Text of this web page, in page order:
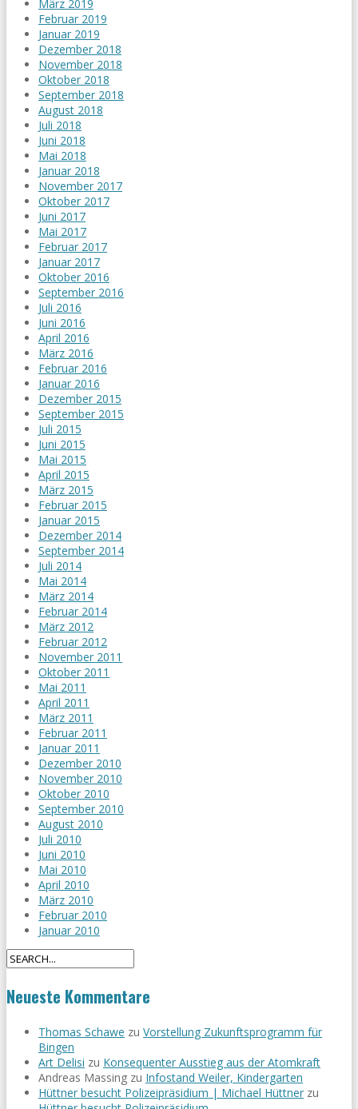
März 2019
Februar 2019
Januar 2019
Dezember 2018
November 2018
Oktober 2018
September 2018
August 2018
Juli 2018
Juni 2018
Mai 2018
Januar 2018
November 2017
Oktober 2017
Juni 2017
Mai 2017
Februar 2017
Januar 2017
Oktober 2016
September 2016
Juli 2016
Juni 2016
April 2016
März 2016
Februar 2016
Januar 2016
Dezember 2015
September 2015
Juli 2015
Juni 2015
Mai 2015
April 2015
März 2015
Februar 2015
Januar 2015
Dezember 2014
September 2014
Juli 2014
Mai 2014
März 2014
Februar 2014
März 2012
Februar 2012
November 2011
Oktober 2011
Mai 2011
April 2011
März 2011
Februar 2011
Januar 2011
Dezember 2010
November 2010
Oktober 2010
September 2010
August 2010
Juli 2010
Juni 2010
Mai 2010
April 2010
März 2010
Februar 2010
Januar 2010
Neueste Kommentare
Thomas Schawe zu Vorstellung Zukunftsprogramm für
Bingen
Art Delisi zu Konsequenter Ausstieg aus der Atomkraft
Andreas Massing zu Infostand Weiler, Kindergarten
Hüttner besucht Polizeipräsidium | Michael Hüttner zu